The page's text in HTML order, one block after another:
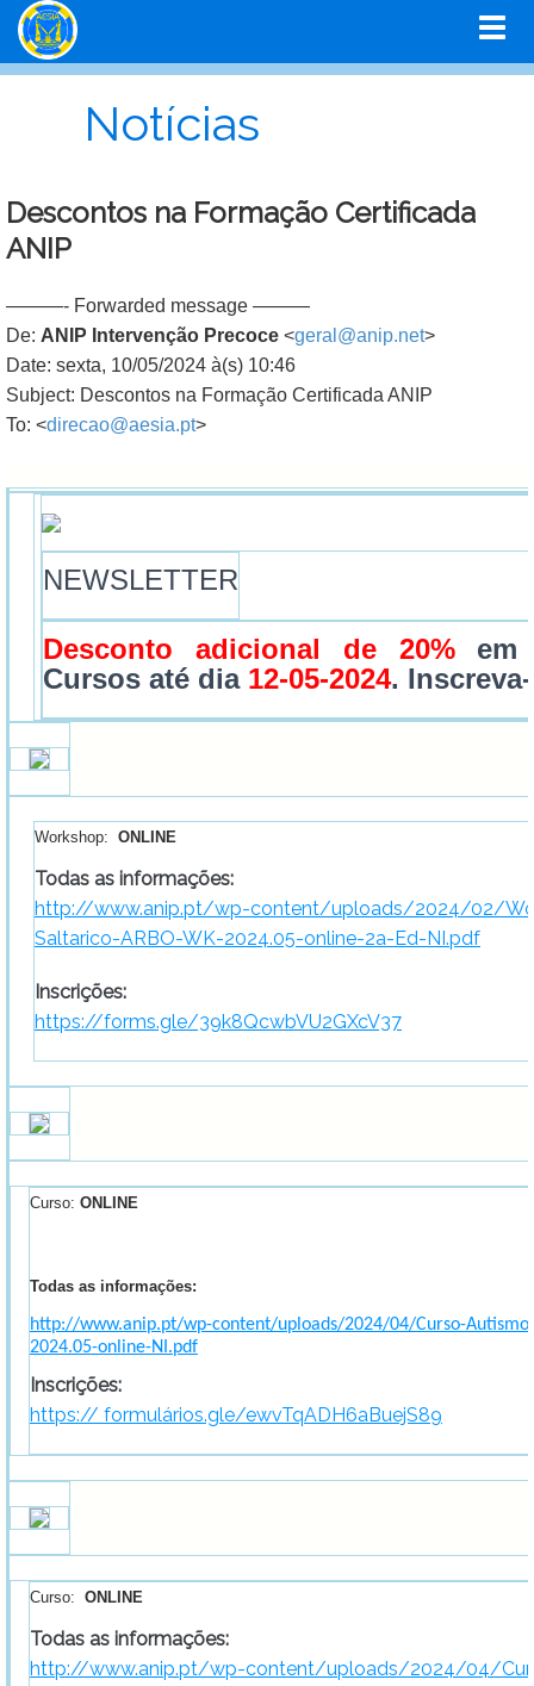
Notícias
Descontos na Formação Certificada
ANIP
———- Forwarded message ———
De: ANIP Intervenção Precoce <geral@anip.net>
Date: sexta, 10/05/2024 à(s) 10:46
Subject: Descontos na Formação Certificada ANIP
To: <direcao@aesia.pt>
NEWSLETTER
Desconto adicional de 20%em
Cursos até dia 12-05-2024.
Workshop: ONLINE
Todas as informações:
http://www.anip.pt/wp-content/uploads/2024/02/
Saltarico-ARBO-WK-2024.05-online-2a-Ed-NI.pdf
Inscrições:
https://forms.gle/39k8QcwbVU2GXcV37
Curso: ONLINE
Todas as informações:
http://www.anip.pt/wp-content/uploads/2024/04/Curso-Autismo-
2024.05-online-NI.pdf
Inscrições:
https:// formulários.gle/ewvTqADH6aBuejS89
Curso: ONLINE
Todas as informações:
http://www.anip.pt/wp-content/uploads/2024/04/